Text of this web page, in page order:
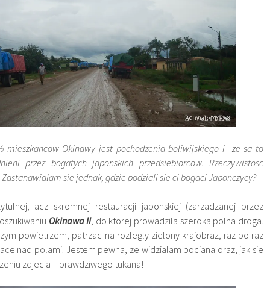
mieszkancow Okinawy jest pochodzenia boliwijskiego i ze sa to
przez bogatych japonskich przedsiebiorcow. Rzeczywistosc
sie jednak, gdzie podziali sie ci bogaci Japonczycy?
acz skromnej restauracji japonskiej (zarzadzanej przez
Okinawa II, do ktorej prowadzila szeroka polna droga.
powietrzem, patrzac na rozlegly zielony krajobraz, raz po raz
nad polami. Jestem pewna, ze widzialam bociana oraz, jak sie
zdjecia – prawdziwego tukana!